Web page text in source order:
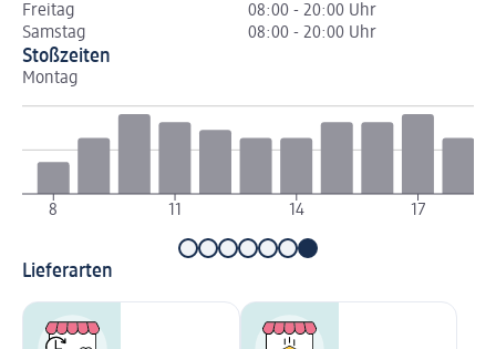
Freitag
08:00 - 20:00 Uhr
Samstag
08:00 - 20:00 Uhr
Stoßzeiten
Montag
8 11 14 17
Lieferarten